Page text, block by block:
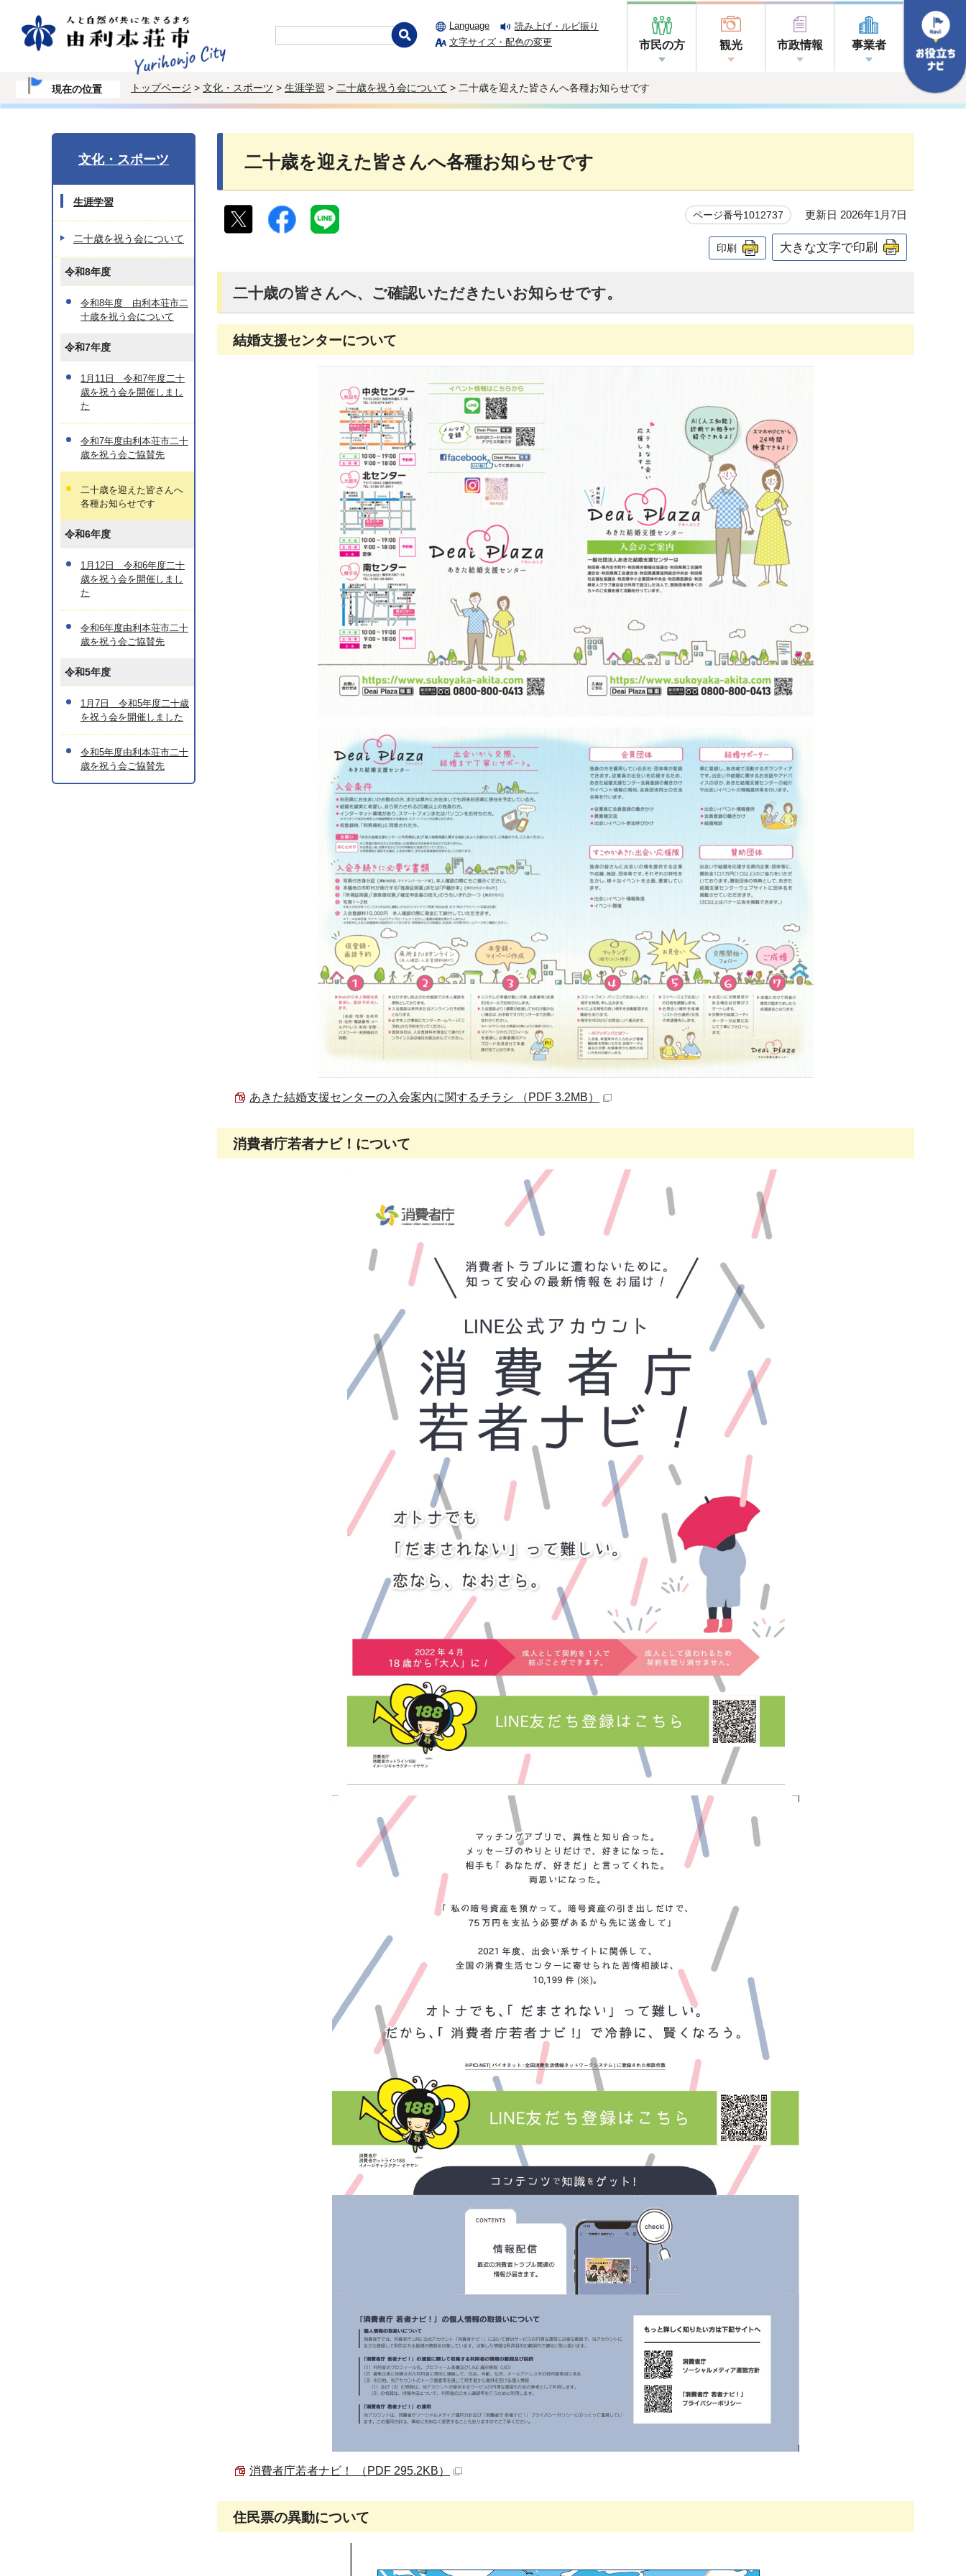
Language
読み上げ・ルビ振り
文字サイズ・配色の変更
市民の方 観光 市政情報 事業者
現在の位置 トップページ > 文化・スポーツ > 生涯学習 > 二十歳を祝う会について > 二十歳を迎えた皆さんへ各種お知らせです
二十歳を迎えた皆さんへ各種お知らせです
ページ番号1012737 更新日 2026年1月7日
印刷 大きな文字で印刷
二十歳の皆さんへ、ご確認いただきたいお知らせです。
結婚支援センターについて
あきた結婚支援センターの入会案内に関するチラシ （PDF 3.2MB）
消費者庁若者ナビ！について
消費者庁若者ナビ！ （PDF 295.2KB）
住民票の異動について
文化・スポーツ
生涯学習
二十歳を祝う会について
令和8年度
令和8年度 由利本荘市二
十歳を祝う会について
令和7年度
1月11日 令和7年度二十
歳を祝う会を開催しまし
た
令和7年度由利本荘市二十
歳を祝う会ご協賛先
二十歳を迎えた皆さんへ
各種お知らせです
令和6年度
1月12日 令和6年度二十
歳を祝う会を開催しまし
た
令和6年度由利本荘市二十
歳を祝う会ご協賛先
令和5年度
1月7日 令和5年度二十歳
を祝う会を開催しました
令和5年度由利本荘市二十
歳を祝う会ご協賛先